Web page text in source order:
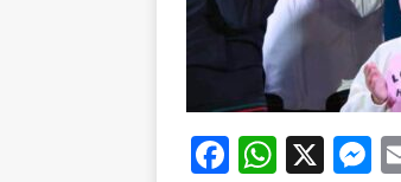
F W X